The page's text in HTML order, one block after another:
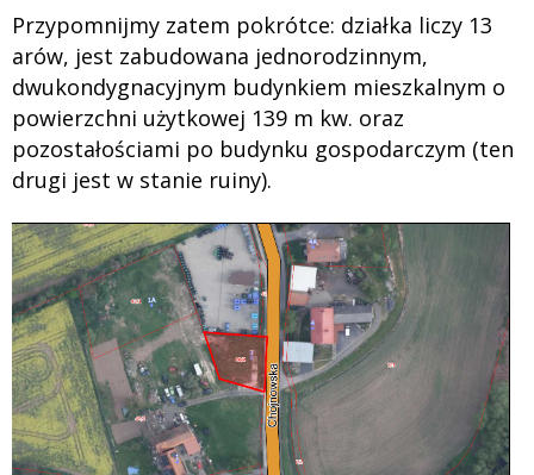
Przypomnijmy zatem pokrótce: działka liczy 13
arów, jest zabudowana jednorodzinnym,
dwukondygnacyjnym budynkiem mieszkalnym o
powierzchni użytkowej 139 m kw. oraz
pozostałościami po budynku gospodarczym (ten
drugi jest w stanie ruiny).